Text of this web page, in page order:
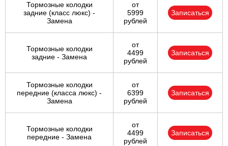
Тормозные колодки
задние (класс люкс) -
Замена
от
5999
рублей
Записаться
Тормозные колодки
задние - Замена
от
4499
рублей
Записаться
Тормозные колодки
передние (класса люкс) -
Замена
от
6399
рублей
Записаться
Тормозные колодки
передние - Замена
от
4499
рублей
Записаться